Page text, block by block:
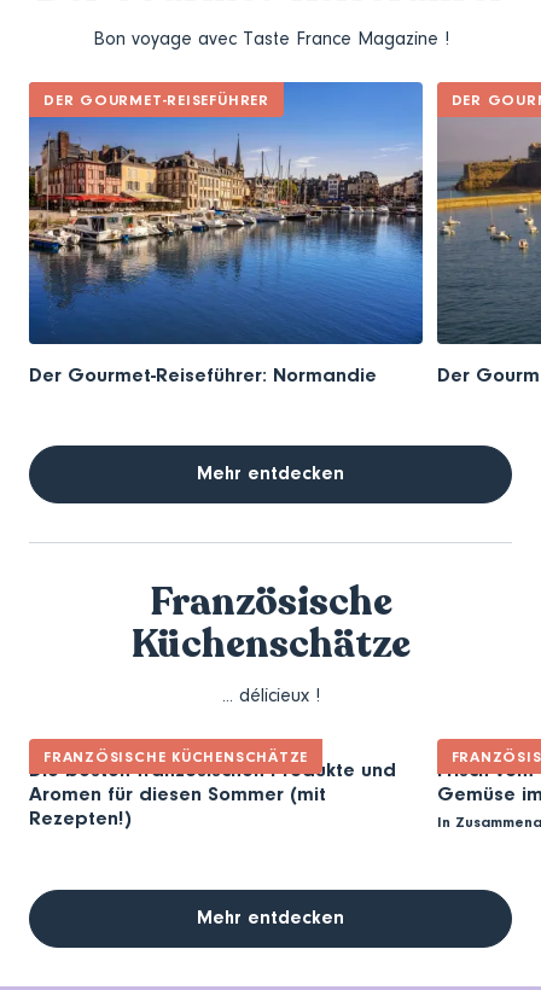
Bon voyage avec Taste France Magazine !
DER GOURMET-REISEFÜHRER
Der Gourmet-Reiseführer: Normandie
DER
Der
Mehr entdecken
Französische
Küchenschätze
... délicieux !
FRANZÖSISCHE KÜCHENSCHÄTZE
Die besten französischen Produkte und
Aromen für diesen Sommer (mit
Rezepten!)
Frisch
Gemüse
In
Mehr entdecken